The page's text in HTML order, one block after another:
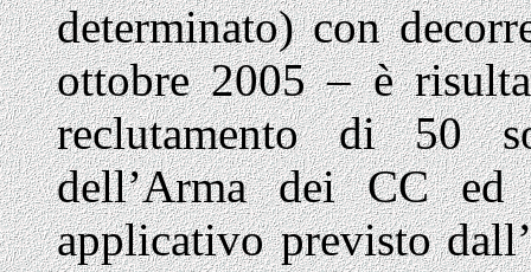
determinato) con
ottobre 2005 – è
reclutamento di 50
dell’Arma dei CC
applicativo previsto